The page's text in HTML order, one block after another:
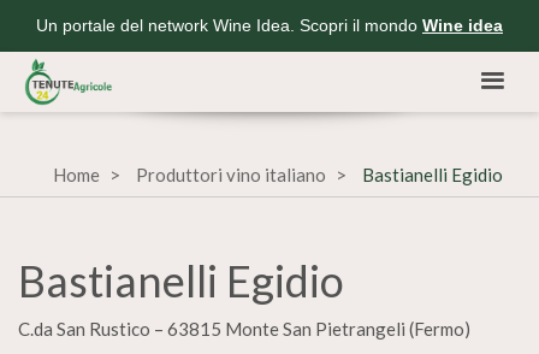
Un portale del network Wine Idea. Scopri il mondo Wine idea
Home Produttori vino italiano Bastianelli Egidio
Bastianelli Egidio
C.da San Rustico – 63815 Monte San Pietrangeli (Fermo)